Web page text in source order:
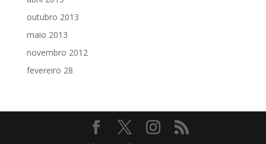
outubro 2013
maio 2013
novembro 2012
fevereiro 28